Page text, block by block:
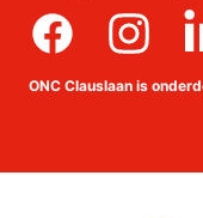
Facebook
ONC Clauslaan is